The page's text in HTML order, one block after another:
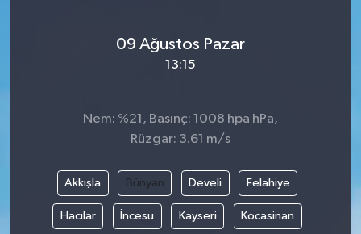
09 Ağustos Pazar
13:15
Nem: %21, Basınç: 1008 hpa hPa,
Rüzgar: 3.61 m/s
Akkışla Bünyan Develi Felahiye
Hacılar İncesu Kayseri Kocasinan